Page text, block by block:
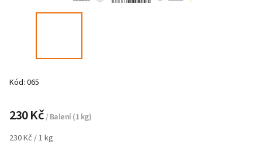
Kód: 065
230 Kč/ Balení (1 kg)
230 Kč / 1 kg